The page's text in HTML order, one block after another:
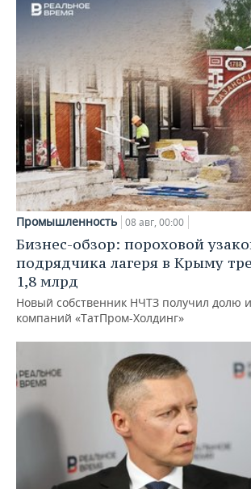
Промышленность 08 авг, 00:00
Бизнес-обзор: пороховой
подрядчика лагеря в Крыму
1,8 млрд
Новый собственник НЧТЗ получил долю
компаний «ТатПром-Холдинг»